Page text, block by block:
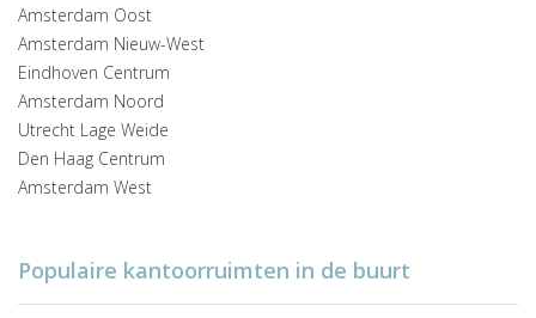
Amsterdam Oost
Amsterdam Nieuw-West
Eindhoven Centrum
Amsterdam Noord
Utrecht Lage Weide
Den Haag Centrum
Amsterdam West
Populaire kantoorruimten in de buurt